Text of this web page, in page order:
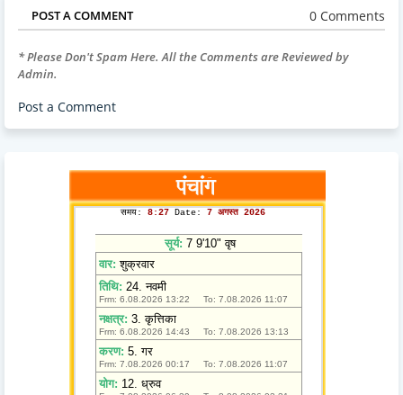
POST A COMMENT 0 Comments
* Please Don't Spam Here. All the Comments are Reviewed by
Admin.
Post a Comment